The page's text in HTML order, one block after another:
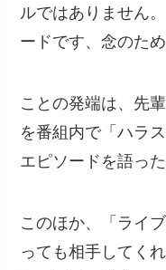
ルではありません
ードです、念のため
ことの発端は、先
を番組内で「ハラ
エピソードを語った
このほか、「ライ
っても相手してく